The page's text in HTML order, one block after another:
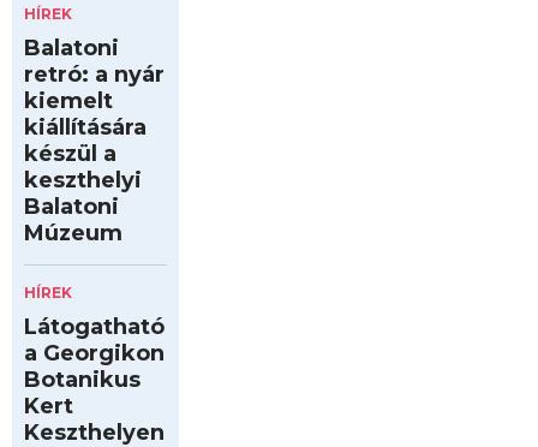
HÍREK
Balatoni
retró: a nyár
kiemelt
kiállítására
készül a
keszthelyi
Balatoni
Múzeum
HÍREK
Látogatható
a Georgikon
Botanikus
Kert
Keszthelyen